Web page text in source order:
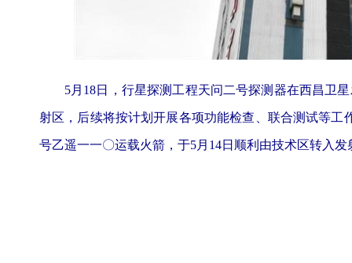
5月18日，行星探测工程天问二号探测器在西昌卫星
射区，后续将按计划开展各项功能检查、联合测试等
号乙遥一一〇运载火箭，于5月14日顺利由技术区转入